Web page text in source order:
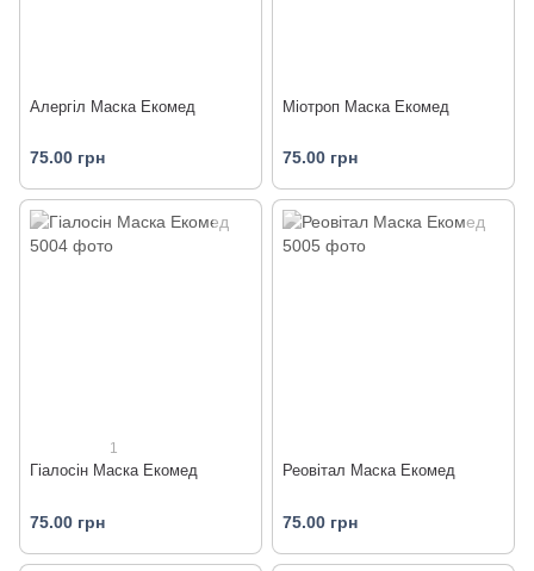
Алергіл Маска Екомед
75.00 грн
Міотроп Маска Екомед
75.00 грн
1
Гіалосін Маска Екомед
75.00 грн
Реовітал Маска Екомед
75.00 грн